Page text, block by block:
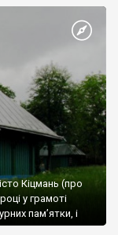
Кіцмань (про
у грамоті
пам’ятки, і